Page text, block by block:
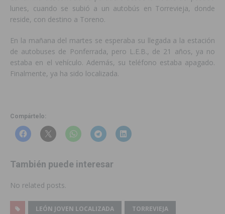
lunes, cuando se subió a un autobús en Torrevieja, donde
reside, con destino a Toreno.
En la mañana del martes se esperaba su llegada a la estación
de autobuses de Ponferrada, pero L.E.B., de 21 años, ya no
estaba en el vehículo. Además, su teléfono estaba apagado.
Finalmente, ya ha sido localizada.
Compártelo:
También puede interesar
No related posts.
LEÓN JOVEN LOCALIZADA TORREVIEJA